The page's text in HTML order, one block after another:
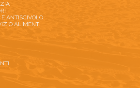
ANTISCIVOLO
ALIMENTI